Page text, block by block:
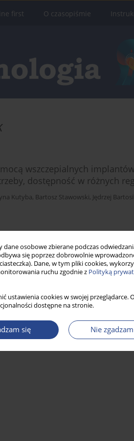
dane osobowe zbierane podczas
się poprzez dobrowolnie
Dane, w tym pliki cookies,
ruchu zgodnie z Polityką
ustawienia cookies w swojej
dostępne na stronie.
się Nie
first O czasopiśmie
wszczepialnych
dostępność w różnych
Kutyba, Bartosz Stawowski, Jędrzej